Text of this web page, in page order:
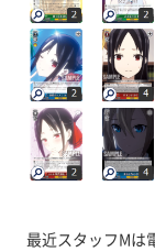
最近スタッフMは